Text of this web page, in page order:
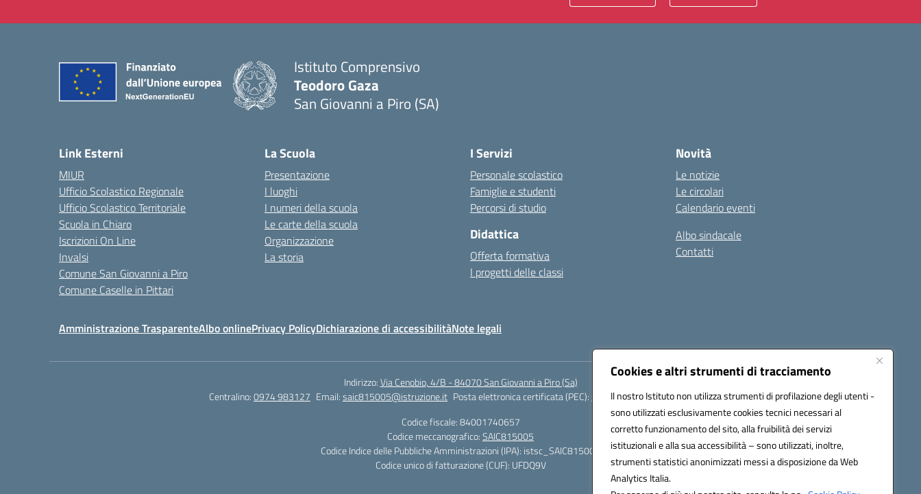
Cookies e altri strumenti di tracciamento
Il nostro Istituto non utilizza strumenti di profilazione degli utenti -
sono utilizzati esclusivamente cookies tecnici necessari al
corretto funzionamento del sito, alla fruibilità dei servizi
istituzionali e alla sua accessibilità – sono utilizzati, inoltre,
strumenti statistici anonimizzati messi a disposizione da Web
Analytics Italia.
Istituto Comprensivo
Teodoro Gaza
San Giovanni a Piro (SA)
Link Esterni
MIUR
Ufficio Scolastico Regionale
Ufficio Scolastico Territoriale
Scuola in Chiaro
Iscrizioni On Line
Invalsi
Comune San Giovanni a Piro
Comune Caselle in Pittari
La Scuola
Presentazione
I luoghi
I numeri della scuola
Le carte della scuola
Organizzazione
La storia
I Servizi
Personale scolastico
Famiglie e studenti
Percorsi di studio
Didattica
Offerta formativa
I progetti delle classi
Novità
Le notizie
Le circolari
Calendario eventi
Albo sindacale
Contatti
Amministrazione TrasparenteAlbo onlinePrivacy PolicyDichiarazione di accessibilitàNote legali
Indirizzo:Via Cenobio, 4/B - 84070 San Giovanni a Piro (Sa)
Centralino:0974 983127 Email:saic815005@istruzione.it Posta elettronica certificata (PEC):saic815005@pec.istruzione.it
Codice fiscale: 84001740657
Codice meccanografico:SAIC815005
Codice Indice delle Pubbliche Amministrazioni (IPA): istsc_SAIC815005
Codice unico di fatturazione (CUF): UFDQ9V